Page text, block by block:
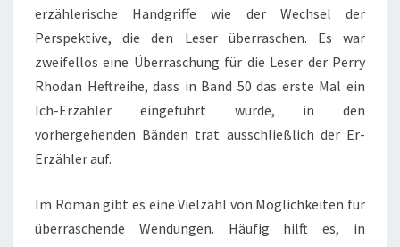
erzählerische Handgriffe wie der Wechsel der
Perspektive, die den Leser überraschen. Es war
zweifellos eine Überraschung für die Leser der Perry
Rhodan Heftreihe, dass in Band 50 das erste Mal ein
Ich-Erzähler eingeführt wurde, in den
vorhergehenden Bänden trat ausschließlich der Er-
Erzähler auf.
Im Roman gibt es eine Vielzahl von Möglichkeiten für
überraschende Wendungen. Häufig hilft es, in